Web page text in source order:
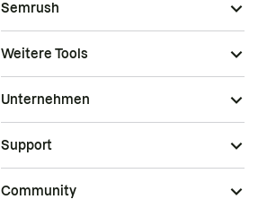
Semrush
Weitere Tools
Unternehmen
Support
Community